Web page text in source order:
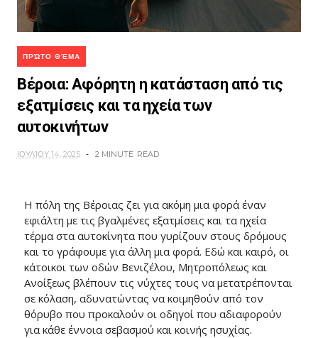
ΠΡΏΤΟ ΘΈΜΑ
Βέροια: Αφόρητη η κατάσταση από τις
εξατμίσεις και τα ηχεία των
αυτοκινήτων
ΙΟΥΛΊΟΥ 14, 2025 2 MINUTE READ
Η πόλη της Βέροιας ζει για ακόμη μια φορά έναν
εφιάλτη με τις βγαλμένες εξατμίσεις και τα ηχεία
τέρμα στα αυτοκίνητα που γυρίζουν στους δρόμους
και το γράφουμε για άλλη μια φορά. Εδώ και καιρό, οι
κάτοικοι των οδών Βενιζέλου, Μητροπόλεως και
Ανοίξεως βλέπουν τις νύχτες τους να μετατρέπονται
σε κόλαση, αδυνατώντας να κοιμηθούν από τον
θόρυβο που προκαλούν οι οδηγοί που αδιαφορούν
για κάθε έννοια σεβασμού και κοινής ησυχίας.